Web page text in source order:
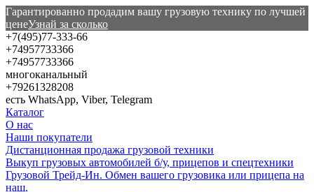
Гарантированно продадим вашу грузовую технику по лучшей
ценеУзнай за сколько
+7(495)77-333-66
+74957733366
+74957733366
многоканальный
+79261328208
есть WhatsApp, Viber, Telegram
Каталог
О нас
Наши покупатели
Дистанционная продажа грузовой техники
Выкуп грузовых автомобилей б/у, прицепов и спецтехники
Грузовой Трейд-Ин. Обмен вашего грузовика или прицепа на
наш.